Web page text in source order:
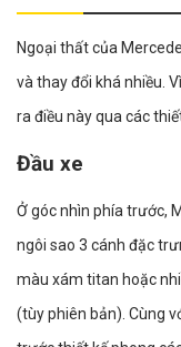
Ngoại thất của
và thay đổi khá nhiều.
ra điều này qua các
Đầu xe
Ở góc nhìn phía trước,
ngôi sao 3 cánh đặc
màu xám titan hoặc
(tùy phiên bản). Cùng